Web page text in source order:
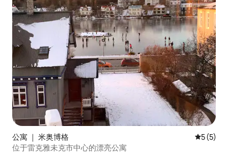
公寓 ｜ 米奥博格 平均评分
5 (5)
位于雷克雅未克市中心的漂亮公寓